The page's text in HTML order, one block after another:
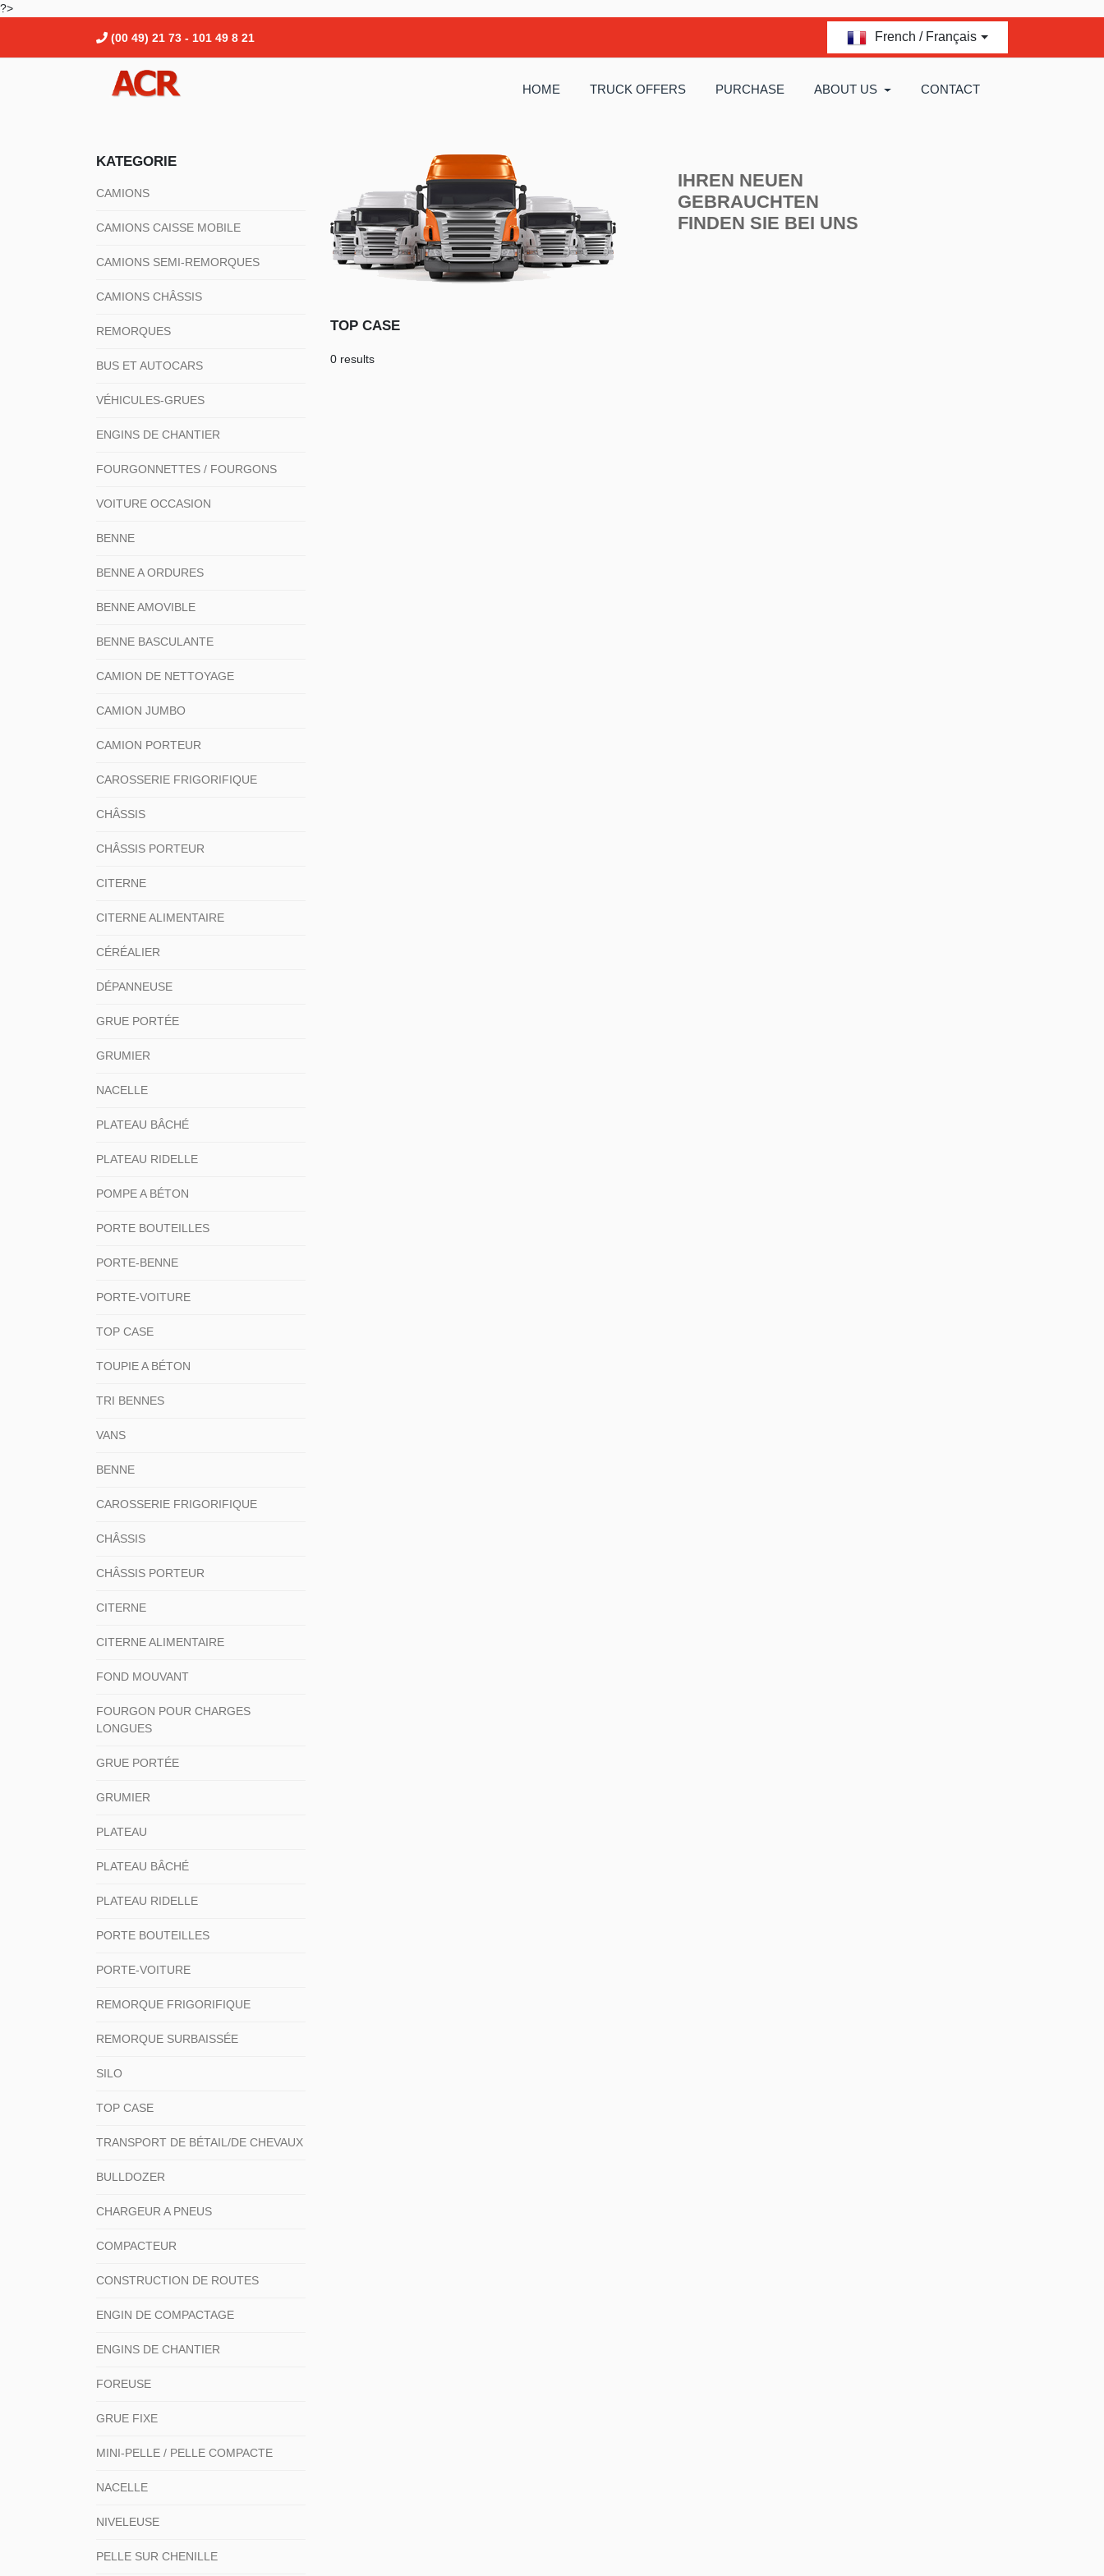
?>
(00 49) 21 73 - 101 49 8 21 French / Français
HOME TRUCK OFFERS PURCHASE ABOUT US CONTACT
KATEGORIE
CAMIONS
CAMIONS CAISSE MOBILE
CAMIONS SEMI-REMORQUES
CAMIONS CHÂSSIS
REMORQUES
BUS ET AUTOCARS
VÉHICULES-GRUES
ENGINS DE CHANTIER
FOURGONNETTES / FOURGONS
VOITURE OCCASION
BENNE
BENNE A ORDURES
BENNE AMOVIBLE
BENNE BASCULANTE
CAMION DE NETTOYAGE
CAMION JUMBO
CAMION PORTEUR
CAROSSERIE FRIGORIFIQUE
CHÂSSIS
CHÂSSIS PORTEUR
CITERNE
CITERNE ALIMENTAIRE
CÉRÉALIER
DÉPANNEUSE
GRUE PORTÉE
GRUMIER
NACELLE
PLATEAU BÂCHÉ
PLATEAU RIDELLE
POMPE A BÉTON
PORTE BOUTEILLES
PORTE-BENNE
PORTE-VOITURE
TOP CASE
TOUPIE A BÉTON
TRI BENNES
VANS
BENNE
CAROSSERIE FRIGORIFIQUE
CHÂSSIS
CHÂSSIS PORTEUR
CITERNE
CITERNE ALIMENTAIRE
FOND MOUVANT
FOURGON POUR CHARGES
LONGUES
GRUE PORTÉE
GRUMIER
PLATEAU
PLATEAU BÂCHÉ
PLATEAU RIDELLE
PORTE BOUTEILLES
PORTE-VOITURE
REMORQUE FRIGORIFIQUE
REMORQUE SURBAISSÉE
SILO
TOP CASE
TRANSPORT DE BÉTAIL/DE CHEVAUX
BULLDOZER
CHARGEUR A PNEUS
COMPACTEUR
CONSTRUCTION DE ROUTES
ENGIN DE COMPACTAGE
ENGINS DE CHANTIER
FOREUSE
GRUE FIXE
MINI-PELLE / PELLE COMPACTE
NACELLE
NIVELEUSE
PELLE SUR CHENILLE
IHREN NEUEN
GEBRAUCHTEN
FINDEN SIE BEI UNS
TOP CASE
0 results